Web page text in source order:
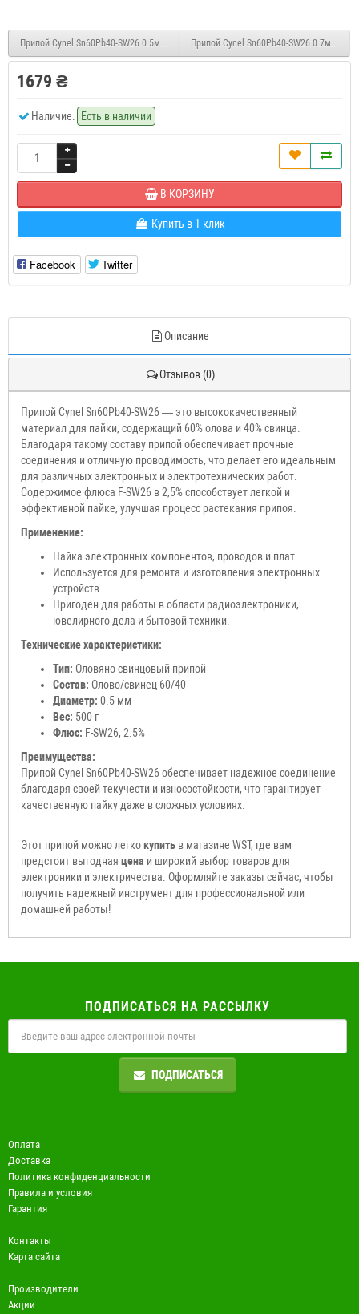
Припой Cynel Sn60Pb40-SW26 0.5мм, 250г Припой Cynel Sn60Pb40-SW26 0.7мм, 100г
1679 ₴
Наличие: Есть в наличии
В КОРЗИНУ
Купить в 1 клик
Facebook Twitter
Описание
Отзывов (0)
Припой Cynel Sn60Pb40-SW26 — это высококачественный
материал для пайки, содержащий 60% олова и 40% свинца.
Благодаря такому составу припой обеспечивает прочные
соединения и отличную проводимость, что делает его идеальным
для различных электронных и электротехнических работ.
Содержимое флюса F-SW26 в 2,5% способствует легкой и
эффективной пайке, улучшая процесс растекания припоя.
Применение:
Пайка электронных компонентов, проводов и плат.
Используется для ремонта и изготовления электронных
устройств.
Пригоден для работы в области радиоэлектроники,
ювелирного дела и бытовой техники.
Технические характеристики:
Тип: Оловяно-свинцовый припой
Состав: Олово/свинец 60/40
Диаметр: 0.5 мм
Вес: 500 г
Флюс: F-SW26, 2.5%
Преимущества:
Припой Cynel Sn60Pb40-SW26 обеспечивает надежное соединение
благодаря своей текучести и износостойкости, что гарантирует
качественную пайку даже в сложных условиях.
Этот припой можно легкокупить в магазине WST, где вам
предстоит выгодная цена и широкий выбор товаров для
электроники и электричества. Оформляйте заказы сейчас, чтобы
получить надежный инструмент для профессиональной или
домашней работы!
ПОДПИСАТЬСЯ НА РАССЫЛКУ
ПОДПИСАТЬСЯ
Оплата
Доставка
Политика конфиденциальности
Правила и условия
Гарантия
Контакты
Карта сайта
Производители
Акции